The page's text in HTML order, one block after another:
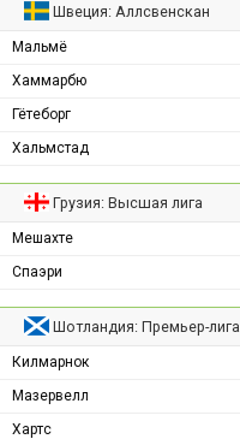
Швеция: Аллсвенскан
Мальмё
Хаммарбю
Гётеборг
Хальмстад
Грузия: Высшая лига
Мешахте
Спаэри
Шотландия: Премьер-лига
Килмарнок
Мазервелл
Хартс